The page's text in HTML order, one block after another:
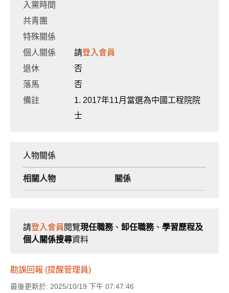
入黨時間
共青團
特殊關係
個人關係
請登入會員
退休
否
落馬
否
備註
1. 2017年11月當選為中國工程院院
士
人物關係
相關人物 關係
請登入會員 閱覽現任職務、 卸任職務、 學習歷程及
個人關係搜尋資料
勘誤回報 (提醒管理員)
最後更新於: 2025/10/19 下午 07:47:46